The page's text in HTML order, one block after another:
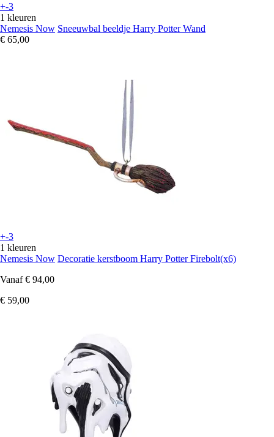
+-3
1 kleuren
Nemesis Now Sneeuwbal beeldje Harry Potter Wand
€ 65,00
+-3
1 kleuren
Nemesis Now Decoratie kerstboom Harry Potter Firebolt(x6)
Vanaf € 94,00
€ 59,00